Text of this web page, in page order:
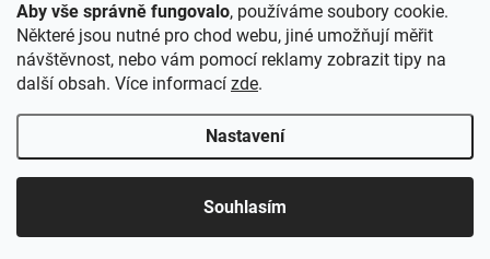
Aby vše správně fungovalo, používáme soubory cookie.
Některé jsou nutné pro chod webu, jiné umožňují měřit
návštěvnost, nebo vám pomocí reklamy zobrazit tipy na
další obsah. Více informací zde.
Nastavení
Souhlasím
Rozkládací postele RELAX – ideální řešení pro malé prostory i
každodenní spaní
Rozkládací postel, která se přizpůsobí vašemu živo...
Copyright 2026DK-obchod.cz. Všechna práva vyhrazena.Upravit
nastavení cookies